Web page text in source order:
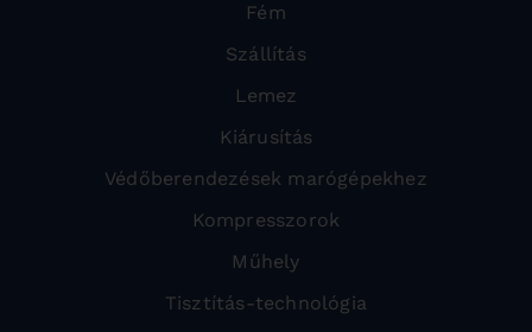
Fém
Szállítás
Lemez
Kiárusítás
Védőberendezések marógépekhez
Kompresszorok
Műhely
Tisztítás-technológia